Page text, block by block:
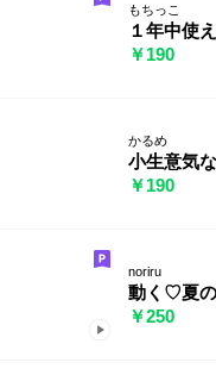
もちっこ
１年中使
￥190
かるめ
小生意気
￥190
noriru
動く♡夏
￥250